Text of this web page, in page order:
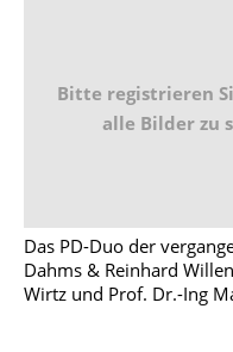
Bitte registrieren
alle Bilder zu
Das PD-Duo der
Dahms & Reinhard
Wirtz und Prof. Dr.-Ing